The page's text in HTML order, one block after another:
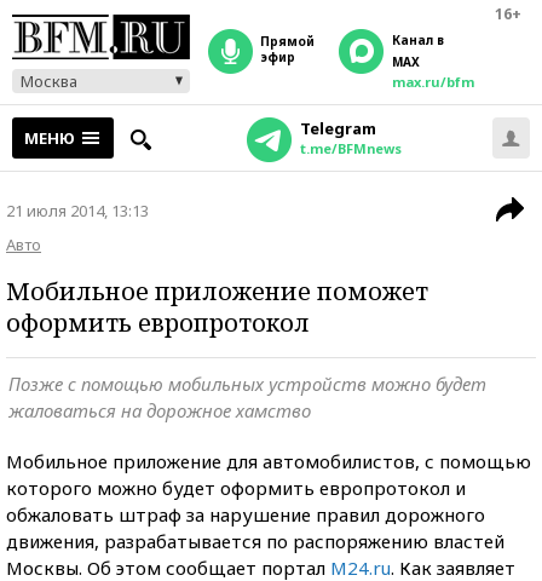
16+
Москва
прямой
эфир
Канал в
MAX
max.ru/bfm
МЕНЮ Telegram
t.me/BFMnews
21 июля 2014, 13:13
Авто
Мобильное приложение поможет
оформить европротокол
Позже с помощью мобильных устройств можно будет
жаловаться на дорожное хамство
Мобильное приложение для автомобилистов, с помощью
которого можно будет оформить европротокол и
обжаловать штраф за нарушение правил дорожного
движения, разрабатывается по распоряжению властей
Москвы. Об этом сообщает портал M24.ru. Как заявляет